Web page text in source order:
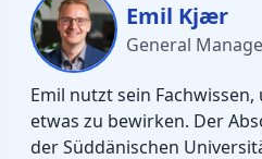
Emil Kjær
General
Emil nutzt sein
etwas zu bewirken. Der
der Süddänischen